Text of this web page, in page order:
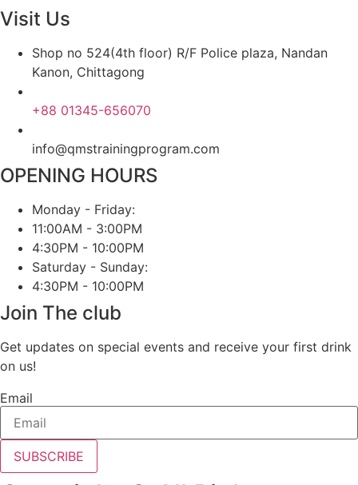
Visit Us
Shop no 524(4th floor) R/F Police plaza, Nandan
Kanon, Chittagong
+88 01345-656070
info@qmstrainingprogram.com
OPENING HOURS
Monday - Friday:
11:00AM - 3:00PM
4:30PM - 10:00PM
Saturday - Sunday:
4:30PM - 10:00PM
Join The club
Get updates on special events and receive your first drink
on us!
Email
SUBSCRIBE